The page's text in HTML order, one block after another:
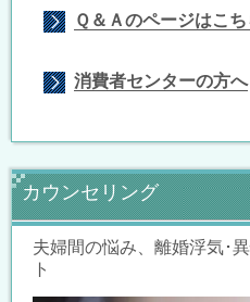
Ｑ＆Ａのページはこち
消費者センターの方へ
カウンセリング
夫婦間の悩み、離婚浮気･
ト